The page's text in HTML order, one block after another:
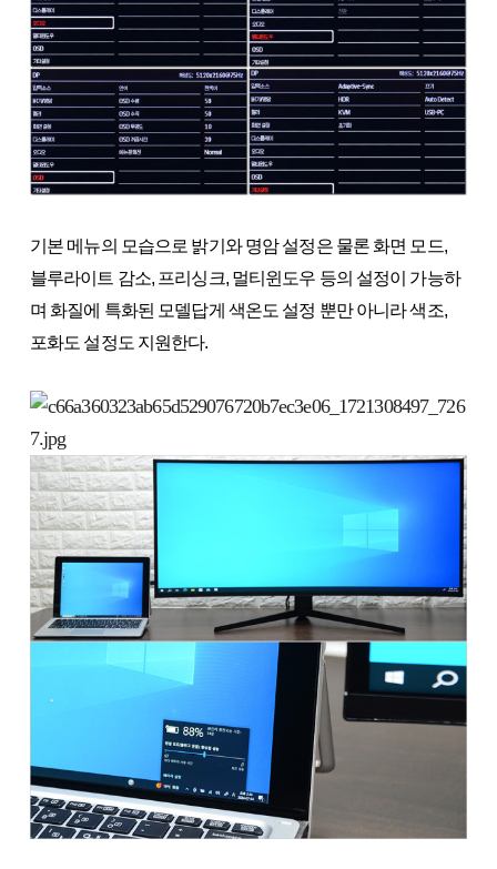
기본 메뉴의 모습으로 밝기와 명암 설정은 물론 화면 모드,
블루라이트 감소, 프리싱크, 멀티윈도우 등의 설정이 가능하
며 화질에 특화된 모델답게 색온도 설정 뿐만 아니라 색조,
포화도 설정도 지원한다.